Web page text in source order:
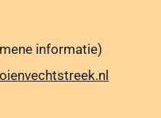
informatie)